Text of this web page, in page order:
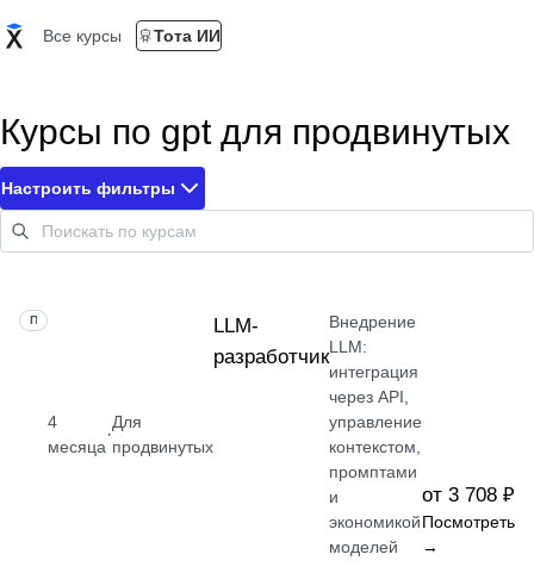
Все курсы Тота ИИ
Курсы по gpt для продвинутых
Настроить фильтры
ПРОФЕССИЯ
4
месяца
·
Для
продвинутых
LLM-
разработчик
Внедрение
LLM:
интеграция
через API,
управление
контекстом,
промптами
и
экономикой
моделей
от 3 708 ₽
Посмотреть
→